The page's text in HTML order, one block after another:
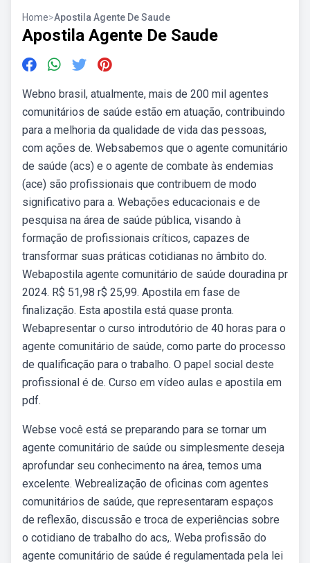
Home>Apostila Agente De Saude
Apostila Agente De Saude
Webno brasil, atualmente, mais de 200 mil agentes
comunitários de saúde estão em atuação, contribuindo
para a melhoria da qualidade de vida das pessoas,
com ações de. Websabemos que o agente comunitário
de saúde (acs) e o agente de combate às endemias
(ace) são profissionais que contribuem de modo
significativo para a. Webações educacionais e de
pesquisa na área de saúde pública, visando à
formação de profissionais críticos, capazes de
transformar suas práticas cotidianas no âmbito do.
Webapostila agente comunitário de saúde douradina pr
2024. R$ 51,98 r$ 25,99. Apostila em fase de
finalização. Esta apostila está quase pronta.
Webapresentar o curso introdutório de 40 horas para o
agente comunitário de saúde, como parte do processo
de qualificação para o trabalho. O papel social deste
profissional é de. Curso em vídeo aulas e apostila em
pdf.
Webse você está se preparando para se tornar um
agente comunitário de saúde ou simplesmente deseja
aprofundar seu conhecimento na área, temos uma
excelente. Webrealização de oficinas com agentes
comunitários de saúde, que representaram espaços
de reflexão, discussão e troca de experiências sobre
o cotidiano de trabalho do acs,. Weba profissão do
agente comunitário de saúde é regulamentada pela lei